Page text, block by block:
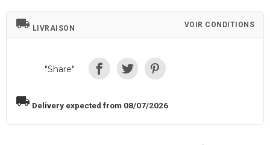
local_shipping LIVRAISON VOIR CONDITIONS
"Share"
local_shipping Delivery expected from 08/07/2026